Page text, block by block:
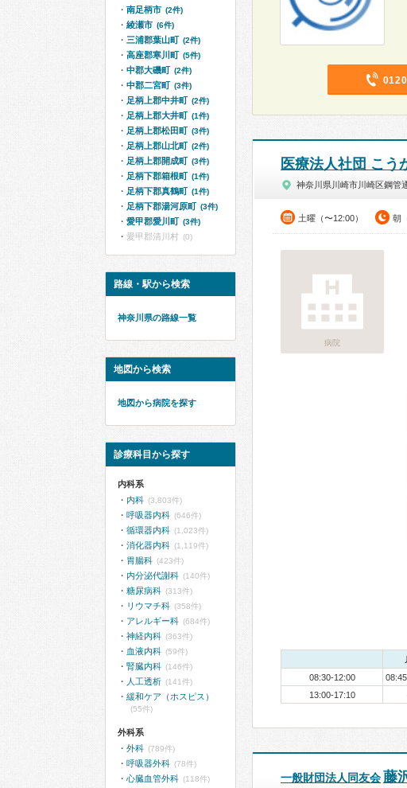
医療法人社団 こう
神奈川県川崎市川崎区鋼管
土曜（〜12:00） 朝
病院
08:30-12:00
13:00-17:10
一般財団法人同友会藤
南足柄市 (2件)
綾瀬市 (6件)
三浦郡葉山町 (2件)
高座郡寒川町 (5件)
中郡大磯町 (2件)
中郡二宮町 (3件)
足柄上郡中井町 (2件)
足柄上郡大井町 (1件)
足柄上郡松田町 (3件)
足柄上郡山北町 (2件)
足柄上郡開成町 (3件)
足柄下郡箱根町 (1件)
足柄下郡真鶴町 (1件)
足柄下郡湯河原町 (3件)
愛甲郡愛川町 (3件)
愛甲郡清川村 (0)
路線・駅から検索
神奈川県の路線一覧
地図から検索
地図から病院を探す
診療科目から探す
内科系
内科 (3,803件)
呼吸器内科 (646件)
循環器内科 (1,023件)
消化器内科 (1,119件)
胃腸科 (423件)
内分泌代謝科 (140件)
糖尿病科 (313件)
リウマチ科 (358件)
アレルギー科 (684件)
神経内科 (363件)
血液内科 (59件)
腎臓内科 (146件)
人工透析 (141件)
緩和ケア（ホスピス）
(55件)
外科系
外科 (789件)
呼吸器外科 (78件)
心臓血管外科 (118件)